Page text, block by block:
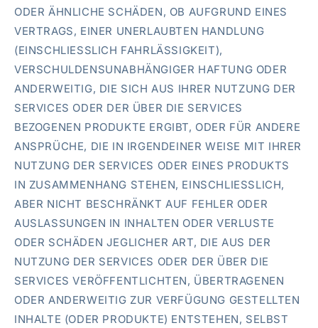
ODER ÄHNLICHE SCHÄDEN, OB AUFGRUND EINES
VERTRAGS, EINER UNERLAUBTEN HANDLUNG
(EINSCHLIESSLICH FAHRLÄSSIGKEIT),
VERSCHULDENSUNABHÄNGIGER HAFTUNG ODER
ANDERWEITIG, DIE SICH AUS IHRER NUTZUNG DER
SERVICES ODER DER ÜBER DIE SERVICES
BEZOGENEN PRODUKTE ERGIBT, ODER FÜR ANDERE
ANSPRÜCHE, DIE IN IRGENDEINER WEISE MIT IHRER
NUTZUNG DER SERVICES ODER EINES PRODUKTS
IN ZUSAMMENHANG STEHEN, EINSCHLIESSLICH,
ABER NICHT BESCHRÄNKT AUF FEHLER ODER
AUSLASSUNGEN IN INHALTEN ODER VERLUSTE
ODER SCHÄDEN JEGLICHER ART, DIE AUS DER
NUTZUNG DER SERVICES ODER DER ÜBER DIE
SERVICES VERÖFFENTLICHTEN, ÜBERTRAGENEN
ODER ANDERWEITIG ZUR VERFÜGUNG GESTELLTEN
INHALTE (ODER PRODUKTE) ENTSTEHEN, SELBST